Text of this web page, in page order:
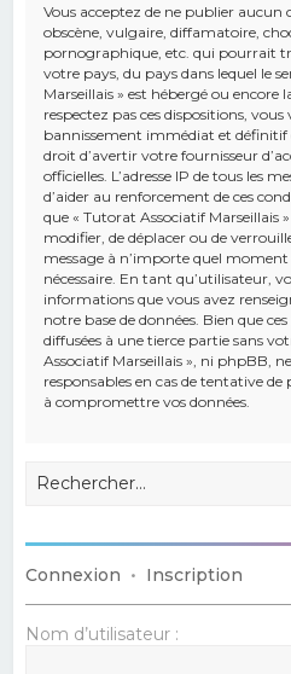
Vous acceptez de ne publier aucun
obscène, vulgaire, diffamatoire,
pornographique, etc. qui pourrait
votre pays, du pays dans lequel le
Marseillais » est hébergé ou encore
respectez pas ces dispositions, vous
bannissement immédiat et définitif
droit d’avertir votre fournisseur
officielles. L’adresse IP de tous les
d’aider au renforcement de ces
que « Tutorat Associatif Marseillais
modifier, de déplacer ou de
message à n’importe quel moment
nécessaire. En tant qu’utilisateur,
informations que vous avez
notre base de données. Bien que
diffusées à une tierce partie sans
Associatif Marseillais », ni phpBB,
responsables en cas de tentative
à compromettre vos données.
Connexion • Inscription
Nom d’utilisateur :